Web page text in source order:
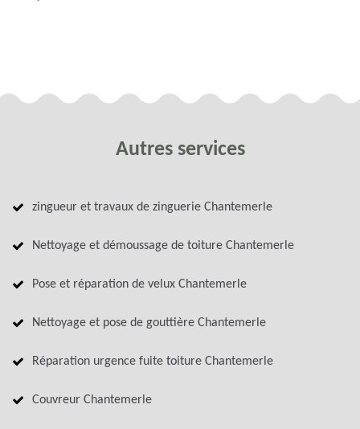
Autres services
zingueur et travaux de zinguerie Chantemerle
Nettoyage et démoussage de toiture Chantemerle
Pose et réparation de velux Chantemerle
Nettoyage et pose de gouttière Chantemerle
Réparation urgence fuite toiture Chantemerle
Couvreur Chantemerle